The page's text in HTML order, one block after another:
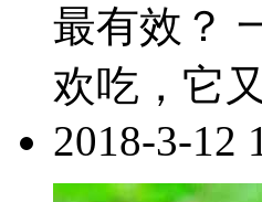
最有效？
欢吃，它
2018-3-12